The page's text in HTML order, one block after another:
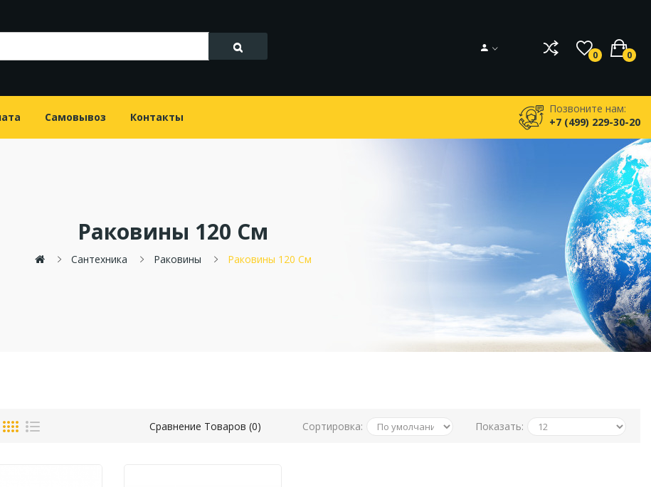
0 0
Самовывоз Контакты
Позвоните нам:
+7 (499) 229-30-20
Раковины 120 См
Сантехника Раковины Раковины 120 См
Сравнение Товаров (0) Сортировка: Показать: